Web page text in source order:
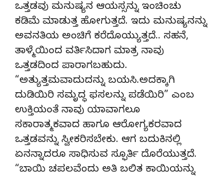
ಒತ್ತಡವು ಮನುಷ್ಯನ ಆಯಸ್ಸನ್ನು ಇಂಚಿಂಚು
ಕಡಿಮೆ ಮಾಡುತ್ತ ಹೋಗುತ್ತದೆ. ಇದು ಮನುಷ್ಯನನ್ನು
ಅವನತಿಯ ಅಂಚಿಗೆ ಕರೆದೊಯ್ಯುತ್ತದೆ.. ಸಹನೆ,
ತಾಳ್ಮೆಯಿಂದ ವರ್ತಿಸಿದಾಗ ಮಾತ್ರ ನಾವು
ಒತ್ತಡದಿಂದ ಪಾರಾಗಬಹುದು.
“ಅತ್ಯುತ್ತಮವಾದುದನ್ನು ಬಯಸಿ.ಅದಕ್ಕಾಗಿ
ದುಡಿಯಿರಿ ಸಮೃದ್ಧ ಫಸಲನ್ನು ಪಡೆಯಿರಿ” ಎಂಬ
ಉಕ್ತಿಯಂತೆ ನಾವು ಯಾವಾಗಲೂ
ಸಕಾರಾತ್ಮಕವಾದ ಹಾಗೂ ಆರೋಗ್ಯಕರವಾದ
ಒತ್ತಡವನ್ನು ಸ್ವೀಕರಿಸಬೇಕು. ಆಗ ಬದುಕಿನಲ್ಲಿ
ಏನನ್ನಾದರೂ ಸಾಧಿಸುವ ಸ್ಫೂರ್ತಿ ದೊರೆಯುತ್ತದೆ.
“ಬಾಯಿ ಚಪಲವೆಂದು ಅತಿ ಬಲಿತ ಕಾಯಿಯನ್ನು